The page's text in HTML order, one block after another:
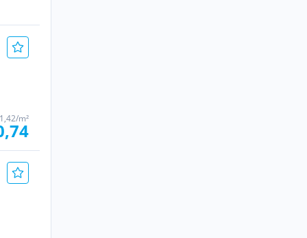
m²